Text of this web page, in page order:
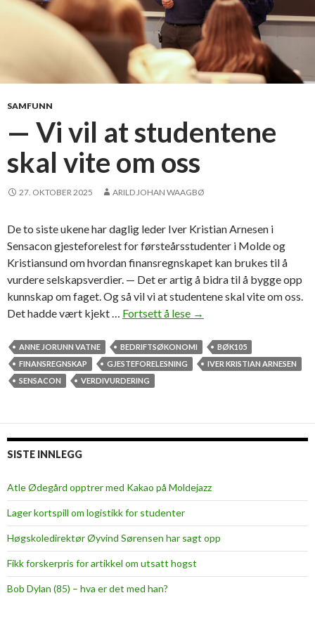
SAMFUNN
— Vi vil at studentene
skal vite om oss
27. OKTOBER 2025 ARILD JOHAN WAAGBØ
De to siste ukene har daglig leder Iver Kristian Arnesen i
Sensacon gjesteforelest for førsteårsstudenter i Molde og
Kristiansund om hvordan finansregnskapet kan brukes til å
vurdere selskapsverdier. — Det er artig å bidra til å bygge opp
kunnskap om faget. Og så vil vi at studentene skal vite om oss.
Det hadde vært kjekt … Fortsett å lese —
i
v
u
d
t
e
→
ANNE JORUNN VATNE BEDRIFTSØKONOMI
BØK105
FINANSREGNSKAP
GJESTEFORELESNING
IVER KRISTIAN ARNESEN
SENSACON
VERDIVURDERING
SISTE INNLEGG
Atle Ødegård opptrer med Kakao på Moldejazz
Lager kortspill om logistikk for studenter
Høgskoledirektør Øyvind Sørensen har sagt opp
Fikk forskerpris for artikkel om utsatt hogst
Bob Dylan (85) – hva er det med han?